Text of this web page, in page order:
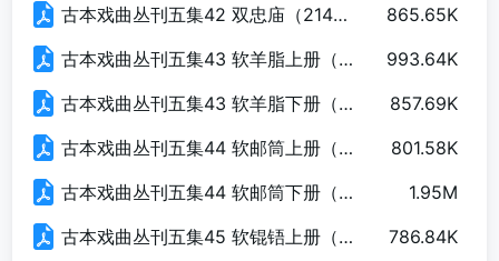
古本戏曲丛刊五集42 双忠庙（214页）.pdf
865.65K
古本戏曲丛刊五集43 软羊脂上册（137页）.pdf
993.64K
古本戏曲丛刊五集43 软羊脂下册（154页）.pdf
857.69K
古本戏曲丛刊五集44 软邮筒上册（128页）.pdf
801.58K
古本戏曲丛刊五集44 软邮筒下册（137页）.pdf
1.95M
古本戏曲丛刊五集45 软锟铻上册（133页）.pdf
786.84K